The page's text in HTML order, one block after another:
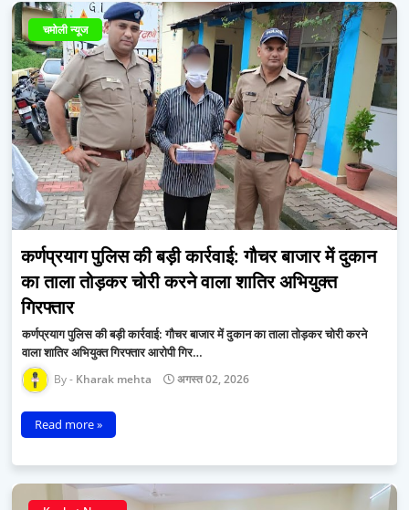
चमोली न्यूज
कर्णप्रयाग पुलिस की बड़ी कार्रवाई: गौचर बाजार में दुकान
का ताला तोड़कर चोरी करने वाला शातिर अभियुक्त
गिरफ्तार
कर्णप्रयाग पुलिस की बड़ी कार्रवाई: गौचर बाजार में दुकान का ताला तोड़कर चोरी करने
वाला शातिर अभियुक्त गिरफ्तार आरोपी गिर…
Kharak mehta अगस्त 02, 2026
Read more »